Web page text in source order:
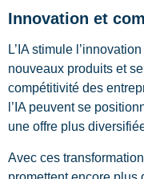
Innovation et
L’IA stimule
nouveaux produits et
compétitivité des
l’IA peuvent se
une offre plus
Avec ces